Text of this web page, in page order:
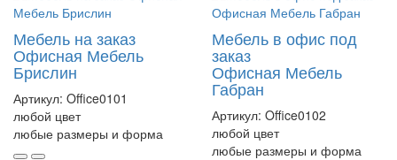
Мебель на заказ
Офисная Мебель
Брислин
Артикул: Office0101
любой цвет
любые размеры и форма
Мебель в офис под
заказ
Офисная Мебель
Габран
Артикул: Office0102
любой цвет
любые размеры и форма